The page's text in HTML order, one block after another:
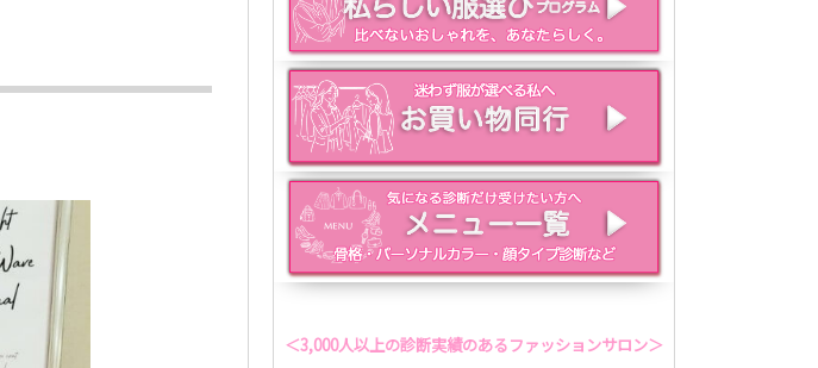
＜3,000人以上の診断実績のあるファッションサロン＞